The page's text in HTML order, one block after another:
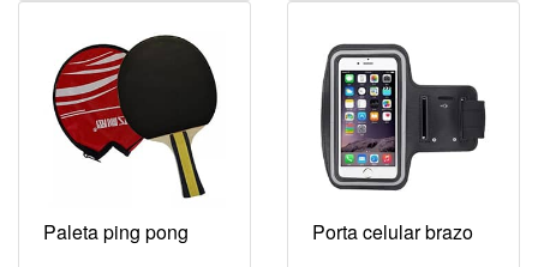
Paleta ping pong Porta celular brazo